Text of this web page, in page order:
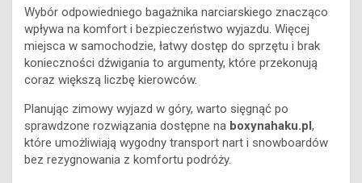
Wybór odpowiedniego bagażnika narciarskiego znacząco
wpływa na komfort i bezpieczeństwo wyjazdu. Więcej
miejsca w samochodzie, łatwy dostęp do sprzętu i brak
konieczności dźwigania to argumenty, które przekonują
coraz większą liczbę kierowców.
Planując zimowy wyjazd w góry, warto sięgnąć po
sprawdzone rozwiązania dostępne na boxynahaku.pl,
które umożliwiają wygodny transport nart i snowboardów
bez rezygnowania z komfortu podróży.